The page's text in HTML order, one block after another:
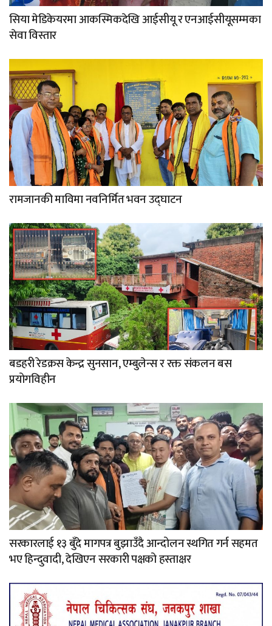
सिया मेडिकेयरमा आकस्मिकदेखि आईसीयू र एनआईसीयूसम्मका
सेवा विस्तार
रामजानकी माविमा नवनिर्मित भवन उद्घाटन
बडहरी रेडक्रस केन्द्र सुनसान, एम्बुलेन्स र रक्त संकलन बस
प्रयोगविहीन
सरकारलाई १३ बुँदे मागपत्र बुझाउँदै आन्दोलन स्थगित गर्न सहमत
भए हिन्दुवादी, देखिएन सरकारी पक्षको हस्ताक्षर